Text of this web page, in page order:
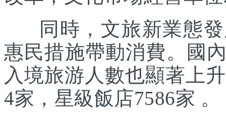
同時，文旅新業態發
惠民措施帶動消費。國
入境旅游人數也顯著上
4家，星級飯店7586家 。